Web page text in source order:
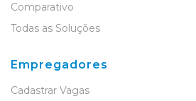
Comparativo
Todas as Soluções
Empregadores
Cadastrar Vagas